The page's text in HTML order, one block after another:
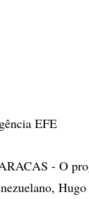
EFE
- O